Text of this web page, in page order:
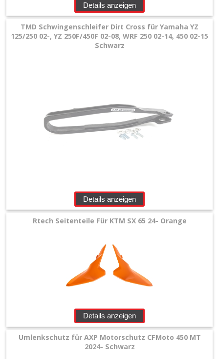
Details anzeigen
TMD Schwingenschleifer Dirt Cross für Yamaha YZ
125/250 02-, YZ 250F/450F 02-08, WRF 250 02-14, 450 02-15
Schwarz
Details anzeigen
Rtech Seitenteile Für KTM SX 65 24- Orange
Details anzeigen
Umlenkschutz für AXP Motorschutz CFMoto 450 MT
2024- Schwarz